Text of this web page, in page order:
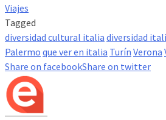
Viajes
Tagged
diversidad cultural italia diversidad
Palermo que ver en italia Turín Verona
Share on facebookShare on twitter